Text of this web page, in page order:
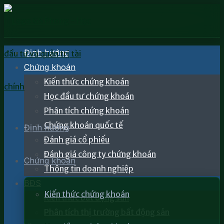
Định hướng
Chứng khoán
Kiến thức chứng khoán
Định hướng
Chứng khoán
Kiến thức chứng khoán
Học đầu tư chứng khoán
Phân tích chứng khoán
Chứng khoán quốc tế
Đánh giá cổ phiếu
Đánh giá công ty chứng khoán
Thông tin doanh nghiệp
BĐS
Kiến thức bất động sản